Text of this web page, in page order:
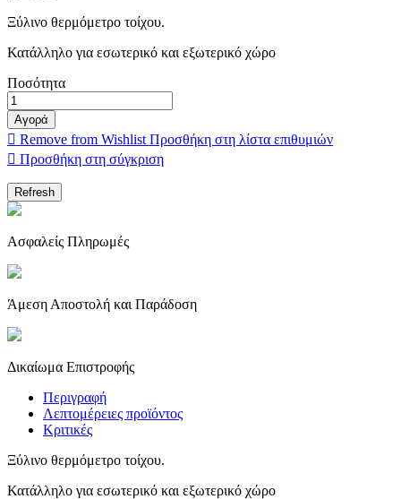
Ξύλινο θερμόμετρο τοίχου.
Κατάλληλο για εσωτερικό και εξωτερικό χώρο
Ποσότητα
Αγορά
 Remove from Wishlist Προσθήκη στη λίστα επιθυμιών
 Προσθήκη στη σύγκριση
Ασφαλείς Πληρωμές
Άμεση Αποστολή και Παράδοση
Δικαίωμα Επιστροφής
Περιγραφή
Λεπτομέρειες προϊόντος
Κριτικές
Ξύλινο θερμόμετρο τοίχου.
Κατάλληλο για εσωτερικό και εξωτερικό χώρο